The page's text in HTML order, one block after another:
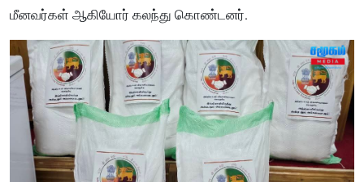
மீனவர்கள் ஆகியோர் கலந்து கொண்டனர்.